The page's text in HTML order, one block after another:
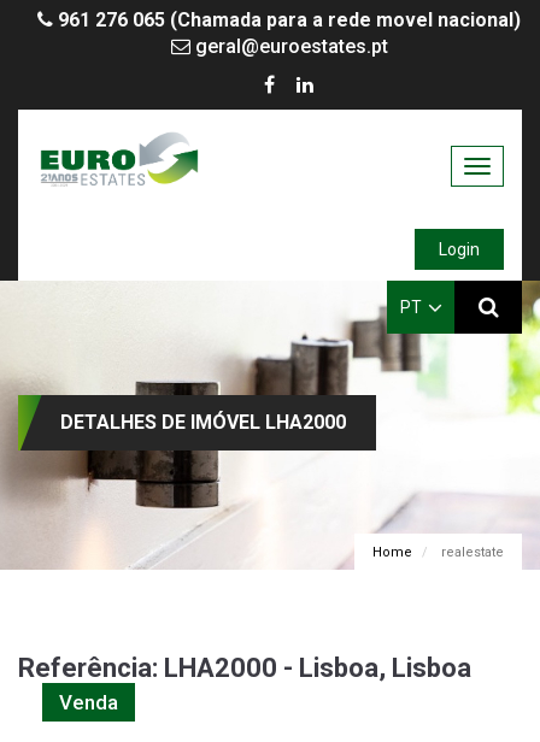
961 276 065 (Chamada para a rede movel nacional)
geral@euroestates.pt
Toggle
Login
PT
Home realestate
DETALHES DE IMÓVEL LHA2000
Referência: LHA2000 - Lisboa, Lisboa
Venda